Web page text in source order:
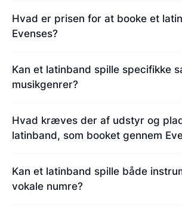
Hvad er prisen for at booke et
Evenses?
Kan et latinband spille specifikke
musikgenrer?
Hvad kræves der af udstyr og
latinband, som booket gennem
Kan et latinband spille både
vokale numre?